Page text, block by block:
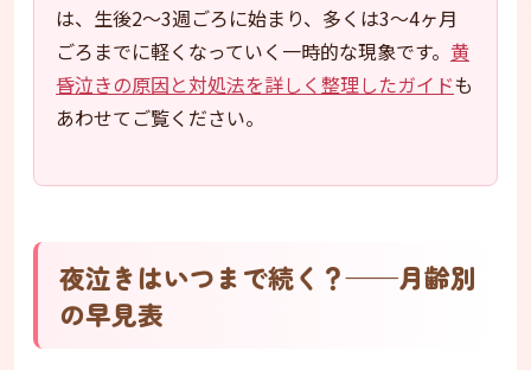
は、生後2〜3週ごろに始まり、多くは3〜4ヶ月
ごろまでに軽くなっていく一時的な現象です。 黄
昏泣きの原因と対処法を詳しく整理したガイドも
あわせてご覧ください。
夜泣きはいつまで続く？——月齢別
の早見表